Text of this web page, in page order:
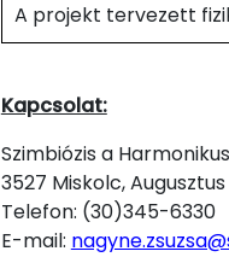
A projekt tervezett
Kapcsolat:
Szimbiózis a
3527 Miskolc, Augusztus
Telefon: (30)345-6330
E-mail: